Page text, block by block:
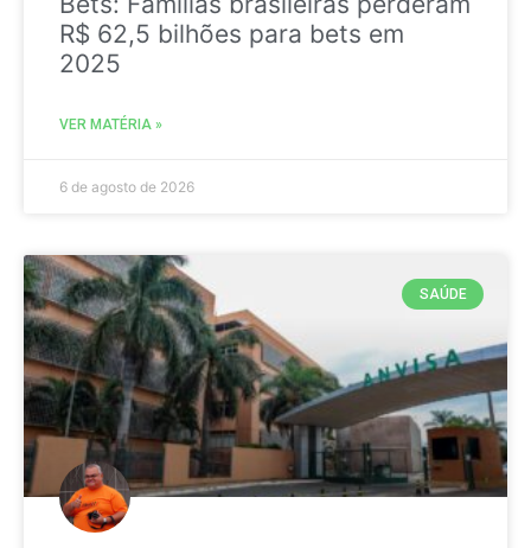
R$ 62,5 bilhões para bets em
2025
VER MATÉRIA »
6 de agosto de 2026
SAÚDE